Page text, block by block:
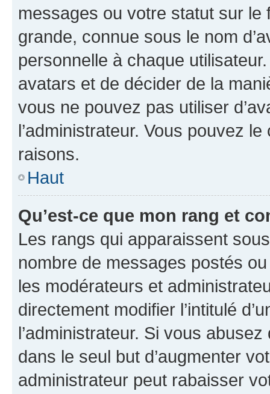
messages ou votre statut sur
grande, connue sous le nom
personnelle à chaque utilisateur.
avatars et de décider de la
vous ne pouvez pas utiliser
l’administrateur. Vous pouvez
raisons.
Haut
Qu’est-ce que mon rang et
Les rangs qui apparaissent
nombre de messages postés
les modérateurs et
directement modifier l’intitulé
l’administrateur. Si vous
dans le seul but d’augmenter
administrateur peut rabaisser